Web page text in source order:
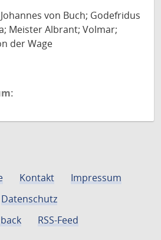
von Buch; Godefridus
Meister Albrant; Volmar;
der Wage
Kontakt
Impressum
Datenschutz
RSS-Feed